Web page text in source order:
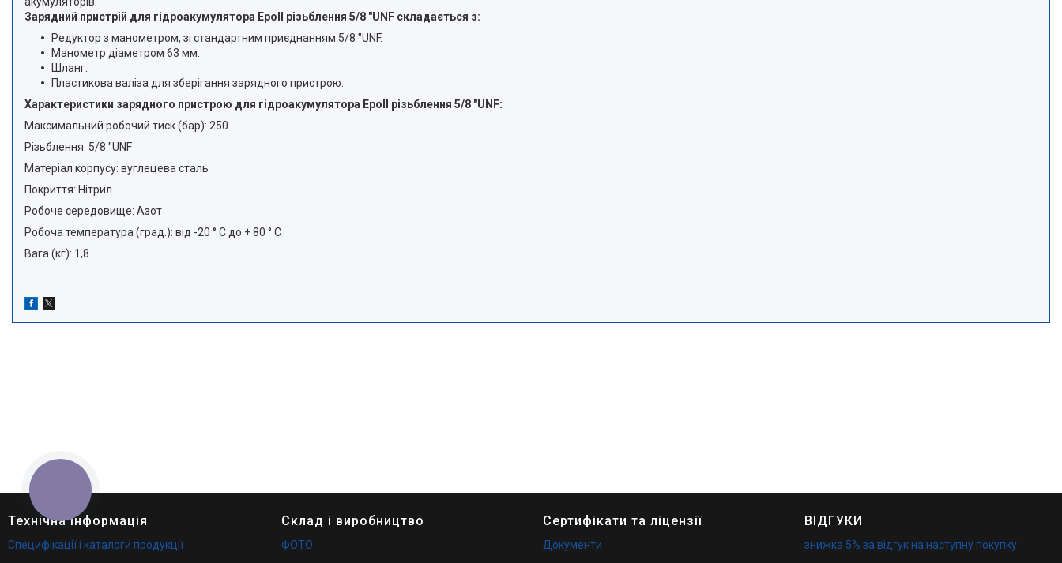
Зарядний пристрій для гідроакумулятора Epoll різьблення 5/8 "UNF складається з:
Редуктор з манометром, зі стандартним приєднанням 5/8 "UNF.
Манометр діаметром 63 мм.
Шланг.
Пластикова валіза для зберігання зарядного пристрою.
Характеристики зарядного пристрою для гідроакумулятора Epoll різьблення 5/8 "UNF:
Максимальний робочий тиск (бар): 250
Різьблення: 5/8 "UNF
Матеріал корпусу: вуглецева сталь
Покриття: Нітрил
Робоче середовище: Азот
Робоча температура (град.): від -20 ° С до + 80 ° С
Вага (кг): 1,8
Технічна інформація
Специфікації і каталоги продукції
Склад і виробництво
ФОТО
Сертифікати та ліцензії
Документи
ВІДГУКИ
знижка 5% за відгук на наступну покупку